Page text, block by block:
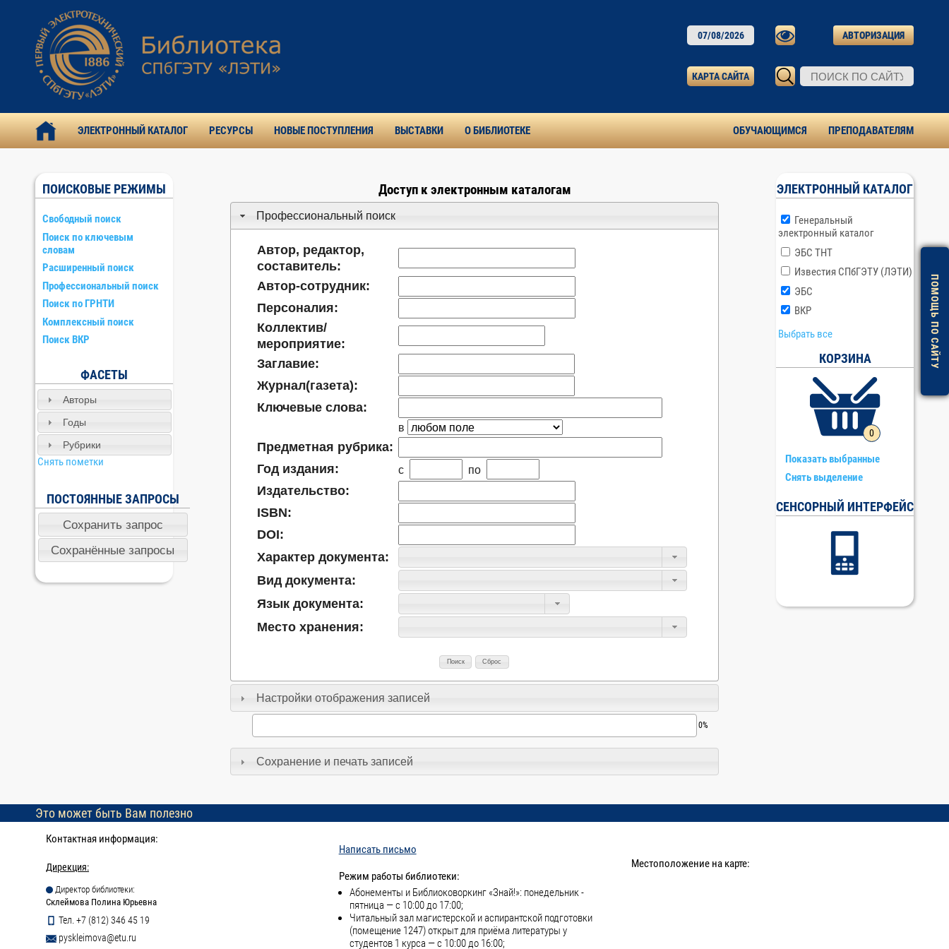
07/08/2026
КАРТА САЙТА
АВТОРИЗАЦИЯ
ЭЛЕКТРОННЫЙ КАТАЛОГ РЕСУРСЫ НОВЫЕ ПОСТУПЛЕНИЯ ВЫСТАВКИ О БИБЛИОТЕКЕ ОБУЧАЮЩИМСЯ ПРЕПОДАВАТЕЛЯМ
ПОИСКОВЫЕ РЕЖИМЫ
Свободный поиск
Поиск по ключевым
словам
Расширенный поиск
Профессиональный поиск
Поиск по ГРНТИ
Комплексный поиск
Поиск ВКР
ФАСЕТЫ
Авторы
Годы
Рубрики
Снять пометки
ПОСТОЯННЫЕ ЗАПРОСЫ
Доступ к электронным каталогам
Профессиональный поиск
Автор, редактор,
составитель:
Автор-сотрудник:
Персоналия:
Коллектив/
мероприятие:
Заглавие:
Журнал(газета):
Ключевые слова:
в
Предметная рубрика:
Год издания:
c по
Издательство:
ISBN:
DOI:
Характер документа:
Вид документа:
Язык документа:
Место хранения:
Настройки отображения записей
0%
Сохранение и печать записей
ЭЛЕКТРОННЫЙ КАТАЛОГ
Генеральный
электронный каталог
ЭБС ТНТ
Известия СПбГЭТУ (ЛЭТИ)
ЭБС
ВКР
Выбрать все
КОРЗИНА
0
Показать выбранные
Снять выделение
СЕНСОРНЫЙ ИНТЕРФЕЙС
Это может быть Вам полезно
Контактная информация:
Дирекция:
Директор библиотеки:
Склеймова Полина Юрьевна
Тел. +7 (812) 346 45 19
pyskleimova@etu.ru
Написать письмо
Режим работы библиотеки:
Абонементы и Библиоковоркинг «Знай!»: понедельник -
пятница — с 10:00 до 17:00;
Читальный зал магистерской и аспирантской подготовки
(помещение 1247) открыт для приёма литературы у
студентов 1 курса — с 10:00 до 16:00;
Местоположение на карте:
ПОМОЩЬ ПО САЙТУ